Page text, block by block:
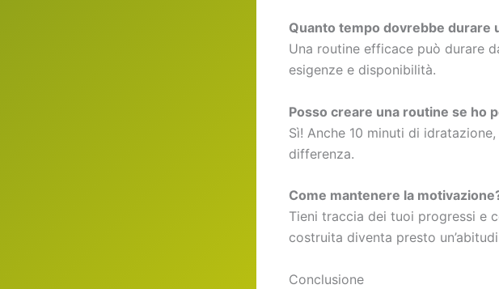
Quanto tempo dovrebbe durare
Una routine efficace può durare
esigenze e disponibilità.
Posso creare una routine se ho
Sì! Anche 10 minuti di
differenza.
Come mantenere la
Tieni traccia dei tuoi progressi e
costruita diventa presto
Conclusione